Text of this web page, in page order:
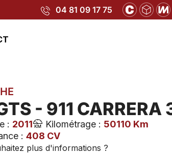
04 81 09 17 75
- 911 CARRERA
: 2011 Kilométrage : 50110 Km
:408 CV
plus d'informations ?